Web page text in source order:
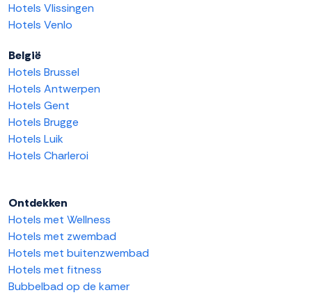
Hotels Vlissingen
Hotels Venlo
België
Hotels Brussel
Hotels Antwerpen
Hotels Gent
Hotels Brugge
Hotels Luik
Hotels Charleroi
Ontdekken
Hotels met Wellness
Hotels met zwembad
Hotels met buitenzwembad
Hotels met fitness
Bubbelbad op de kamer